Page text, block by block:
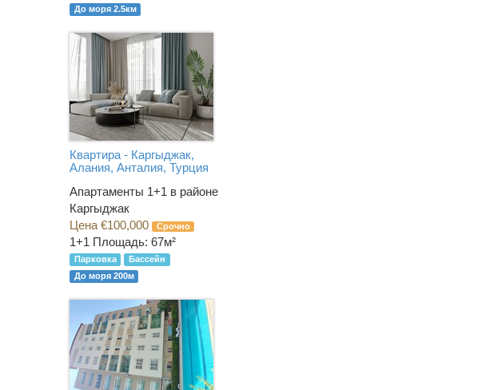
До моря 2.5км
Квартира - Каргыджак,
Алания, Анталия, Турция
Апартаменты 1+1 в районе
Каргыджак
Цена €100,000
Срочно
1+1 Площадь: 67м²
Парковка
Бассейн
До моря 200м